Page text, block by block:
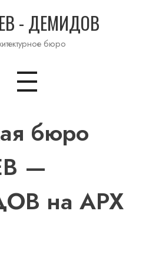
- ДЕМИДОВ
бюро
бюро
—
на АРХ